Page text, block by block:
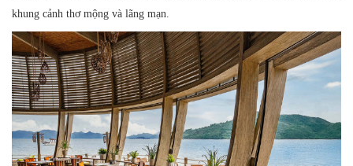
khung cảnh thơ mộng và lãng mạn.